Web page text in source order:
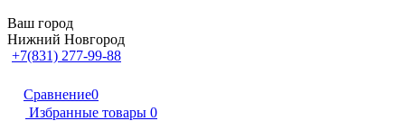
Ваш город
Нижний Новгород
+7(831) 277-99-88
Сравнение0
Избранные товары 0